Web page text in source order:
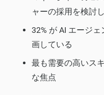
ャーの採用を検討
32% が AI エージ
画している
最も需要の高いス
な焦点